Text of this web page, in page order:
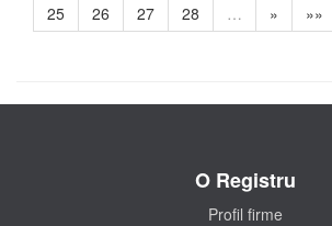
25
26 27 28 … » »»
O Registru
Profil firme